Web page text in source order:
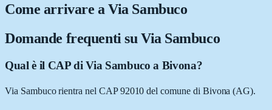
Come arrivare aVia Sambuco
Domande frequenti su Via Sambuco
Qual è il CAP di Via Sambuco a Bivona?
Via Sambuco rientra nel CAP 92010 del comune di Bivona (AG).